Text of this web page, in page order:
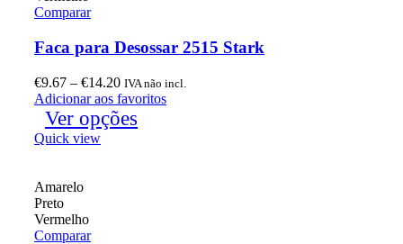
Comparar
Faca para Desossar 2515 Stark
€9.67 – €14.20 IVA não incl.
Adicionar aos favoritos
Ver opções
Quick view
Amarelo
Preto
Vermelho
Comparar